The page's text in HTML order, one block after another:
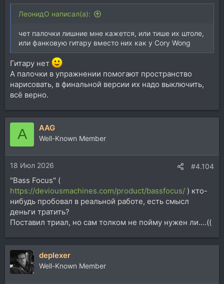
ЛеонидО написал(а):
чет палочки лишние мне кажется, или тише их штоле,
или фанковую гитару вместо них как у Cory Wong
Гитару нет
А палочки в упражнении помогают пространство
нарисовать, в финальной версии их надо выключить,
всё верно.
A AAG
Well-Known Member
18 Июл 2026 #4.104
"Bass Focus" (
https://deviousmachines.com/product/bassfocus/ ) кто-
нибудь пробовал в реальной работе, есть смысл
деньги тратить?
Поставил триал, но сам толком не пойму нужен ли....((
deplexer
Well-Known Member